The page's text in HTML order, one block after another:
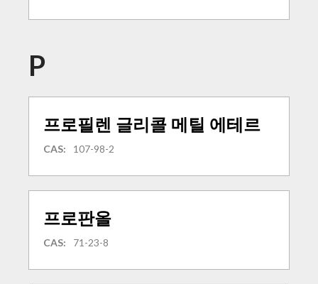
P
프로필렌 글리콜 메틸 에테르
CAS: 107-98-2
프로판올
CAS: 71-23-8